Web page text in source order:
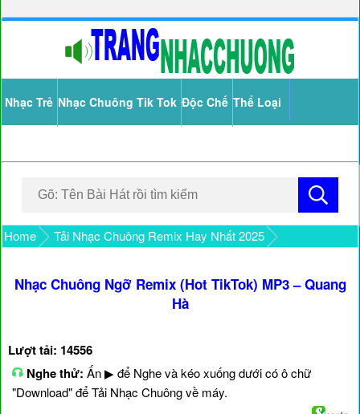
Nhạc Trẻ Nhạc Chuông Tik Tok Độc Chế Thể Loại
Home Tải Nhạc Chuông Remix Hay Nhất 2025
Nhạc Chuông Ngỡ Remix (Hot TikTok) MP3 – Quang
Hà
Lượt tải: 14556
Nghe thử: Ấn ▶ để Nghe và kéo xuống dưới có ô chữ
"Download" để Tải Nhạc Chuông về máy.